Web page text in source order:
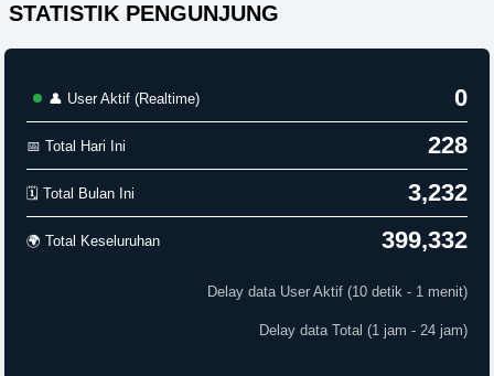
STATISTIK PENGUNJUNG
👤 User Aktif (Realtime) 0
📅 Total Hari Ini 228
🗓️ Total Bulan Ini 3,232
🌍 Total Keseluruhan 399,332
Delay data User Aktif (10 detik - 1 menit)
Delay data Total (1 jam - 24 jam)